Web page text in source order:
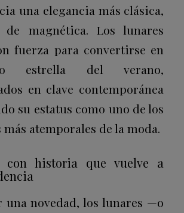
una elegancia más clásica,
magnética. Los lunares
fuerza para convertirse en
estrella del verano,
en clave contemporánea
su estatus como uno de los
más atemporales de la moda.
con historia que vuelve a
una novedad, los lunares —o